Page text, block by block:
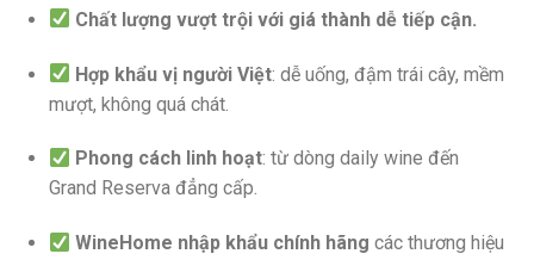
Chất lượng vượt trội với giá thành dễ tiếp cận.
Hợp khẩu vị người Việt: dễ uống, đậm trái cây, mềm
mượt, không quá chát.
Phong cách linh hoạt: từ dòng daily wine đến
Grand Reserva đẳng cấp.
WineHome nhập khẩu chính hãng các thương hiệu